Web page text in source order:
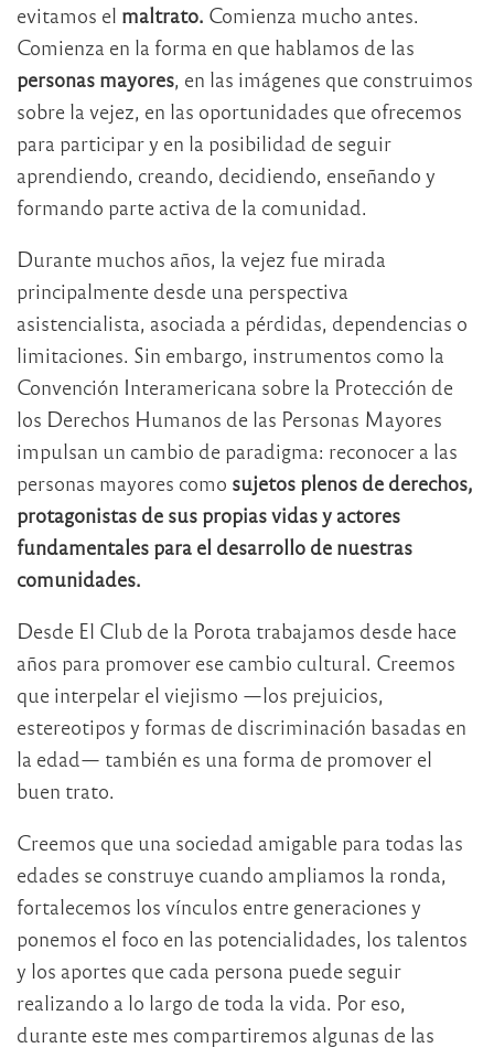
evitamos el maltrato. Comienza mucho antes.
Comienza en la forma en que hablamos de las
personas mayores, en las imágenes que construimos
sobre la vejez, en las oportunidades que ofrecemos
para participar y en la posibilidad de seguir
aprendiendo, creando, decidiendo, enseñando y
formando parte activa de la comunidad.
Durante muchos años, la vejez fue mirada
principalmente desde una perspectiva
asistencialista, asociada a pérdidas, dependencias o
limitaciones. Sin embargo, instrumentos como la
Convención Interamericana sobre la Protección de
los Derechos Humanos de las Personas Mayores
impulsan un cambio de paradigma: reconocer a las
personas mayores como sujetos plenos de derechos,
protagonistas de sus propias vidas y actores
fundamentales para el desarrollo de nuestras
comunidades.
Desde El Club de la Porota trabajamos desde hace
años para promover ese cambio cultural. Creemos
que interpelar el viejismo —los prejuicios,
estereotipos y formas de discriminación basadas en
la edad— también es una forma de promover el
buen trato.
Creemos que una sociedad amigable para todas las
edades se construye cuando ampliamos la ronda,
fortalecemos los vínculos entre generaciones y
ponemos el foco en las potencialidades, los talentos
y los aportes que cada persona puede seguir
realizando a lo largo de toda la vida. Por eso,
durante este mes compartiremos algunas de las